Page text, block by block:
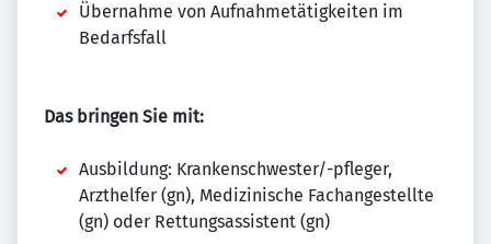
Übernahme von Aufnahmetätigkeiten im
Bedarfsfall
Das bringen Sie mit:
Ausbildung: Krankenschwester/-pfleger,
Arzthelfer (gn), Medizinische Fachangestellte
(gn) oder Rettungsassistent (gn)